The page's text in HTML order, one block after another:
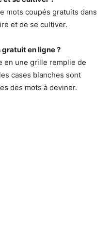
mots coupés gratuits dans
et de se cultiver.
gratuit en ligne ?
en une grille remplie de
cases blanches sont
des mots à deviner.